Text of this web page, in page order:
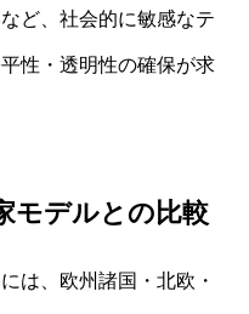
ど、社会的に敏感なテ
性・透明性の確保が求
モデルとの比較
は、欧州諸国・北欧・